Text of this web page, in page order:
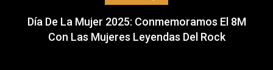
Día De La Mujer 2025: Conmemoramos El 8M
Con Las Mujeres Leyendas Del Rock